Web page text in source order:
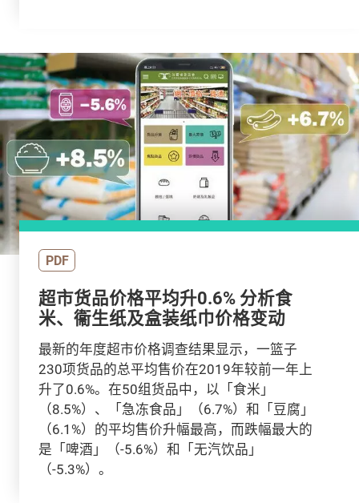
PDF
超市货品价格平均升0.6% 分析食
米、衞生纸及盒装纸巾价格变动
最新的年度超市价格调查结果显示，一篮子
230项货品的总平均售价在2019年较前一年上
升了0.6%。在50组货品中，以「食米」
（8.5%）、「急冻食品」（6.7%）和「豆腐」
（6.1%）的平均售价升幅最高，而跌幅最大的
是「啤酒」（-5.6%）和「无汽饮品」
（-5.3%）。